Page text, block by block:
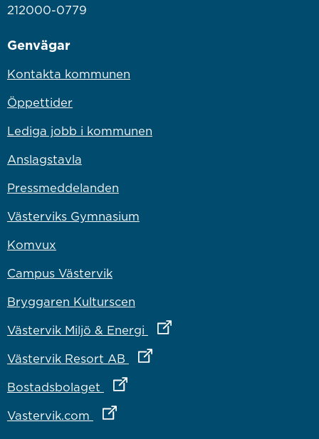
212000-0779
Genvägar
Kontakta kommunen
Öppettider
Lediga jobb i kommunen
Anslagstavla
Pressmeddelanden
Västerviks Gymnasium
Komvux
Campus Västervik
Bryggaren Kulturscen
Västervik Miljö & Energi
Länk till annan webbplats
Västervik Resort AB Länk till annan webbplats
Bostadsbolaget Länk till annan webbplats
Vastervik.com Länk till annan webbplats